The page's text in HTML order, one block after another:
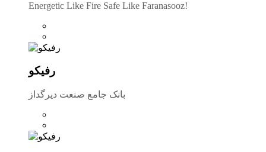
Energetic Like Fire Safe Like Faranasooz!
رفیکو
بانک جامع صنعت دیرگداز